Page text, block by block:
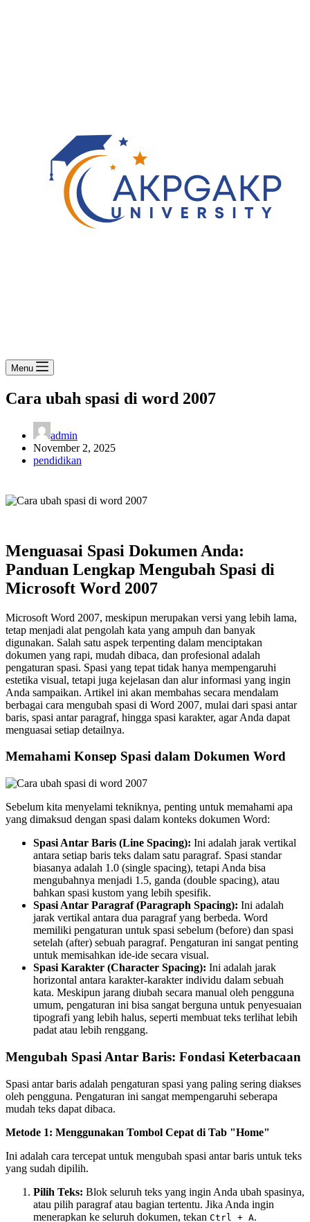
Menu
Cara ubah spasi di word 2007
admin
November 2, 2025
pendidikan
Menguasai Spasi Dokumen Anda:
Panduan Lengkap Mengubah Spasi di
Microsoft Word 2007
Microsoft Word 2007, meskipun merupakan versi yang lebih lama,
tetap menjadi alat pengolah kata yang ampuh dan banyak
digunakan. Salah satu aspek terpenting dalam menciptakan
dokumen yang rapi, mudah dibaca, dan profesional adalah
pengaturan spasi. Spasi yang tepat tidak hanya mempengaruhi
estetika visual, tetapi juga kejelasan dan alur informasi yang ingin
Anda sampaikan. Artikel ini akan membahas secara mendalam
berbagai cara mengubah spasi di Word 2007, mulai dari spasi antar
baris, spasi antar paragraf, hingga spasi karakter, agar Anda dapat
menguasai setiap detailnya.
Memahami Konsep Spasi dalam Dokumen Word
Sebelum kita menyelami tekniknya, penting untuk memahami apa
yang dimaksud dengan spasi dalam konteks dokumen Word:
Spasi Antar Baris (Line Spacing): Ini adalah jarak vertikal
antara setiap baris teks dalam satu paragraf. Spasi standar
biasanya adalah 1.0 (single spacing), tetapi Anda bisa
mengubahnya menjadi 1.5, ganda (double spacing), atau
bahkan spasi kustom yang lebih spesifik.
Spasi Antar Paragraf (Paragraph Spacing): Ini adalah
jarak vertikal antara dua paragraf yang berbeda. Word
memiliki pengaturan untuk spasi sebelum (before) dan spasi
setelah (after) sebuah paragraf. Pengaturan ini sangat penting
untuk memisahkan ide-ide secara visual.
Spasi Karakter (Character Spacing): Ini adalah jarak
horizontal antara karakter-karakter individu dalam sebuah
kata. Meskipun jarang diubah secara manual oleh pengguna
umum, pengaturan ini bisa sangat berguna untuk penyesuaian
tipografi yang lebih halus, seperti membuat teks terlihat lebih
padat atau lebih renggang.
Mengubah Spasi Antar Baris: Fondasi Keterbacaan
Spasi antar baris adalah pengaturan spasi yang paling sering diakses
oleh pengguna. Pengaturan ini sangat mempengaruhi seberapa
mudah teks dapat dibaca.
Metode 1: Menggunakan Tombol Cepat di Tab "Home"
Ini adalah cara tercepat untuk mengubah spasi antar baris untuk teks
yang sudah dipilih.
Pilih Teks: Blok seluruh teks yang ingin Anda ubah spasinya,
atau pilih paragraf atau bagian tertentu. Jika Anda ingin
menerapkan ke seluruh dokumen, tekan Ctrl + A.